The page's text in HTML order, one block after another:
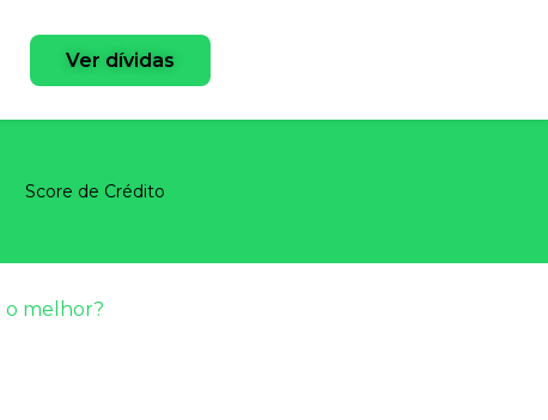
Ver dívidas
Score de Crédito
o melhor?